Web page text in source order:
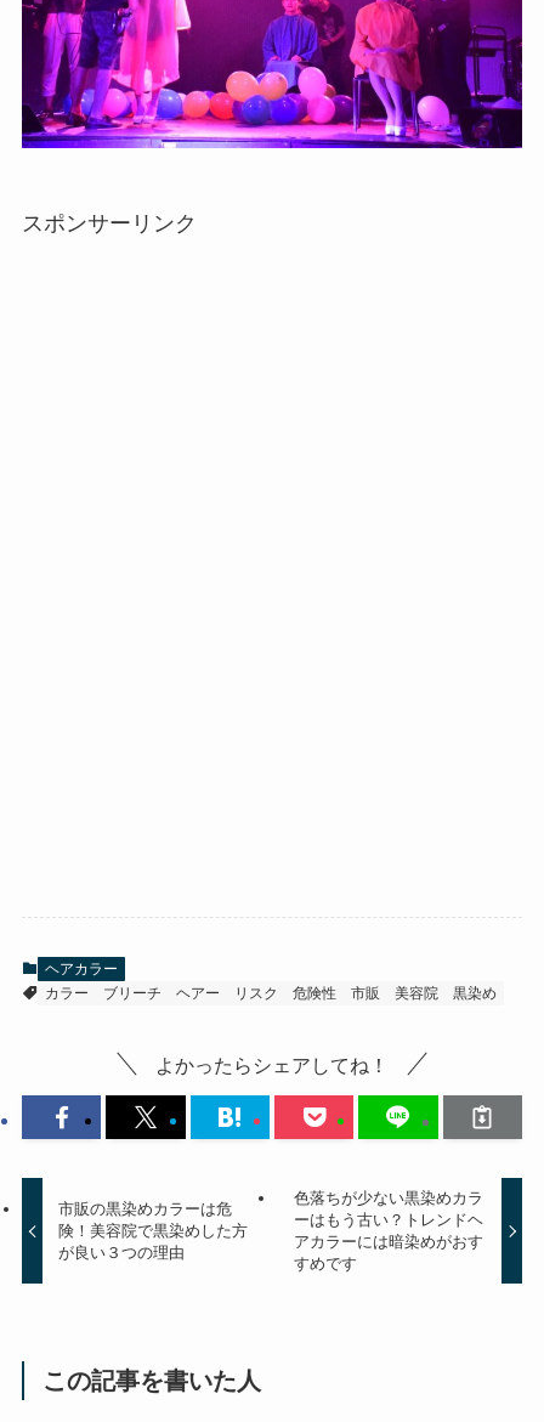
スポンサーリンク
ヘアカラー
カラー
ブリーチ ヘアー リスク 危険性 市販 美容院 黒染め
よかったらシェアしてね！
市販の黒染めカラーは危
険！美容院で黒染めした方
が良い３つの理由
色落ちが少ない黒染めカラ
ーはもう古い？トレンドヘ
アカラーには暗染めがおす
すめです
この記事を書いた人